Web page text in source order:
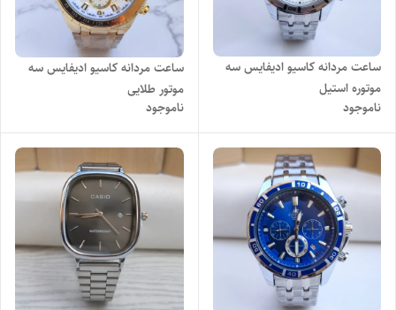
ساعت مردانه کاسیو ادیفایس سه
موتوره استیل
ناموجود
ساعت مردانه کاسیو ادیفایس سه
موتور طلایی
ناموجود